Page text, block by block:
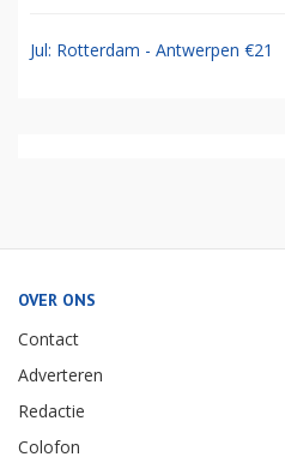
Jul: Rotterdam - Antwerpen €21
OVER ONS
Contact
Adverteren
Redactie
Colofon